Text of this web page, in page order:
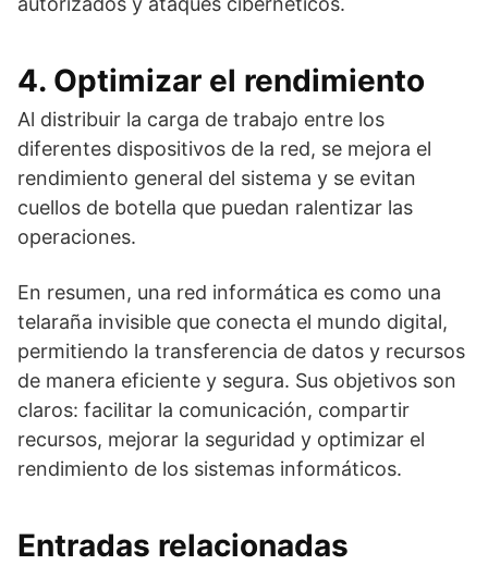
4. Optimizar el rendimiento
Al distribuir la carga de trabajo entre los
diferentes dispositivos de la red, se mejora el
rendimiento general del sistema y se evitan
cuellos de botella que puedan ralentizar las
operaciones.
En resumen, una red informática es como una
telaraña invisible que conecta el mundo digital,
permitiendo la transferencia de datos y recursos
de manera eficiente y segura. Sus objetivos son
claros: facilitar la comunicación, compartir
recursos, mejorar la seguridad y optimizar el
rendimiento de los sistemas informáticos.
Entradas relacionadas